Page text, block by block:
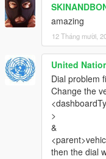
amazing
12 Tháng mười,
United
Dial problem
Change the
>
&
then the dial